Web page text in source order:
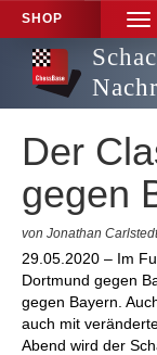
SHOP
Der
gegen
von Jonathan Carlstedt
29.05.2020 – Im
Dortmund gegen
gegen Bayern.
auch mit
Abend wird der